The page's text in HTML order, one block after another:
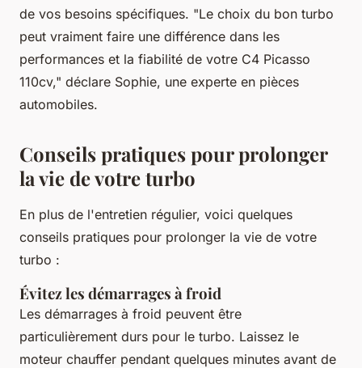
de vos besoins spécifiques. "Le choix du bon turbo
peut vraiment faire une différence dans les
performances et la fiabilité de votre C4 Picasso
110cv," déclare Sophie, une experte en pièces
automobiles.
Conseils pratiques pour prolonger
la vie de votre turbo
En plus de l'entretien régulier, voici quelques
conseils pratiques pour prolonger la vie de votre
turbo :
Évitez les démarrages à froid
Les démarrages à froid peuvent être
particulièrement durs pour le turbo. Laissez le
moteur chauffer pendant quelques minutes avant de